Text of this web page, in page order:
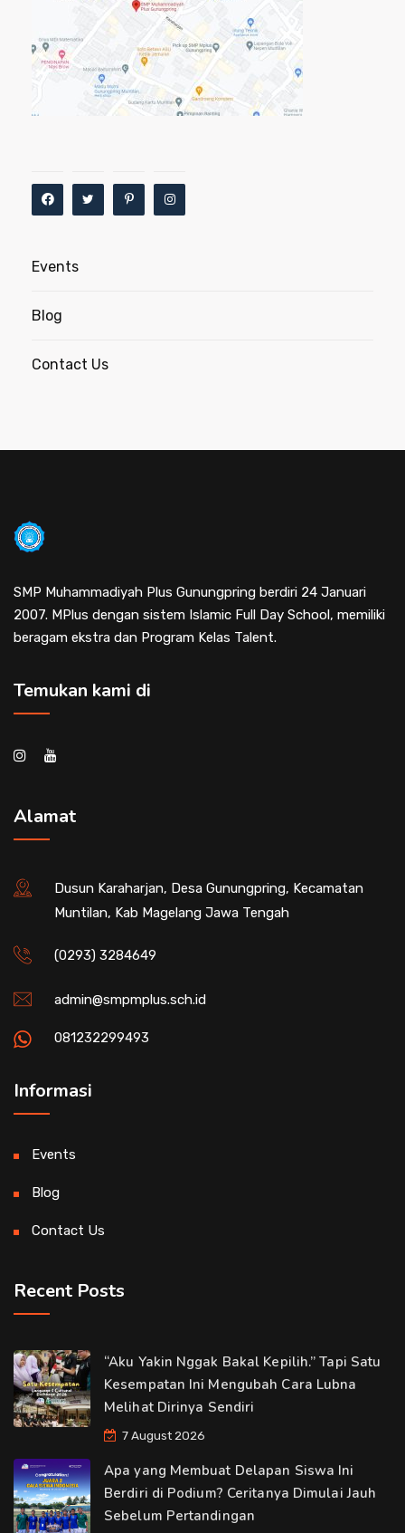
Events
Blog
Contact Us
SMP Muhammadiyah Plus Gunungpring berdiri 24 Januari
2007. MPlus dengan sistem Islamic Full Day School, memiliki
beragam ekstra dan Program Kelas Talent.
Temukan kami di
Alamat
Dusun Karaharjan, Desa Gunungpring, Kecamatan
Muntilan, Kab Magelang Jawa Tengah
(0293) 3284649
admin@smpmplus.sch.id
081232299493
Informasi
Events
Blog
Contact Us
Recent Posts
“Aku Yakin Nggak Bakal Kepilih.” Tapi Satu
Kesempatan Ini Mengubah Cara Lubna
Melihat Dirinya Sendiri
7 August 2026
Apa yang Membuat Delapan Siswa Ini
Berdiri di Podium? Ceritanya Dimulai Jauh
Sebelum Pertandingan